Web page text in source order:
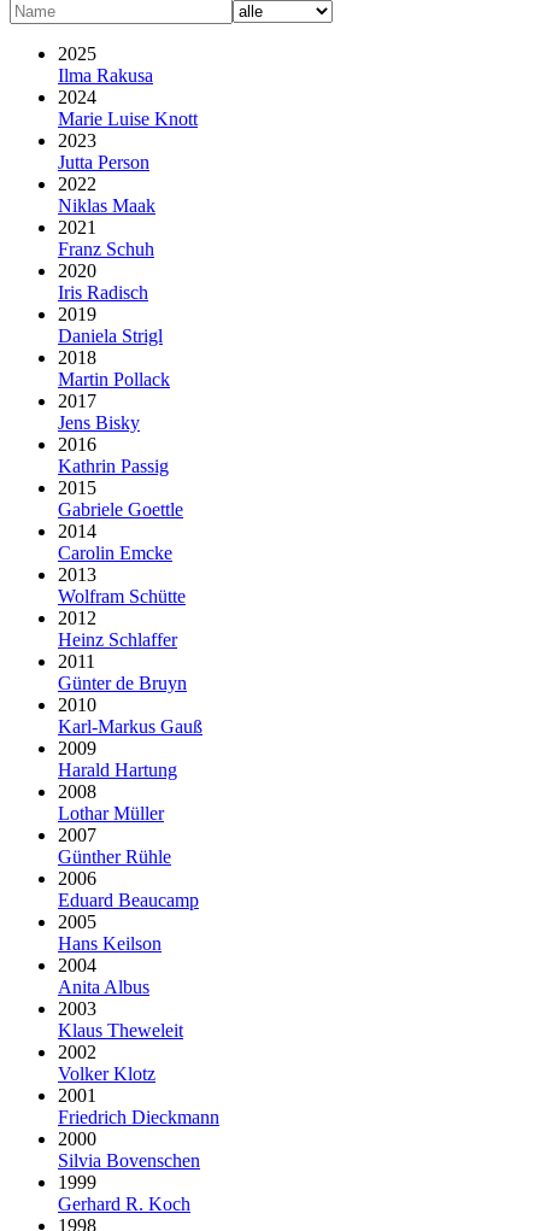
2025
Ilma Rakusa
2024
Marie Luise Knott
2023
Jutta Person
2022
Niklas Maak
2021
Franz Schuh
2020
Iris Radisch
2019
Daniela Strigl
2018
Martin Pollack
2017
Jens Bisky
2016
Kathrin Passig
2015
Gabriele Goettle
2014
Carolin Emcke
2013
Wolfram Schütte
2012
Heinz Schlaffer
2011
Günter de Bruyn
2010
Karl-Markus Gauß
2009
Harald Hartung
2008
Lothar Müller
2007
Günther Rühle
2006
Eduard Beaucamp
2005
Hans Keilson
2004
Anita Albus
2003
Klaus Theweleit
2002
Volker Klotz
2001
Friedrich Dieckmann
2000
Silvia Bovenschen
1999
Gerhard R. Koch
1998